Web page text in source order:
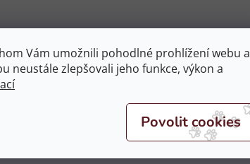
Vám umožnili pohodlné prohlížení webu a
neustále zlepšovali jeho funkce, výkon a